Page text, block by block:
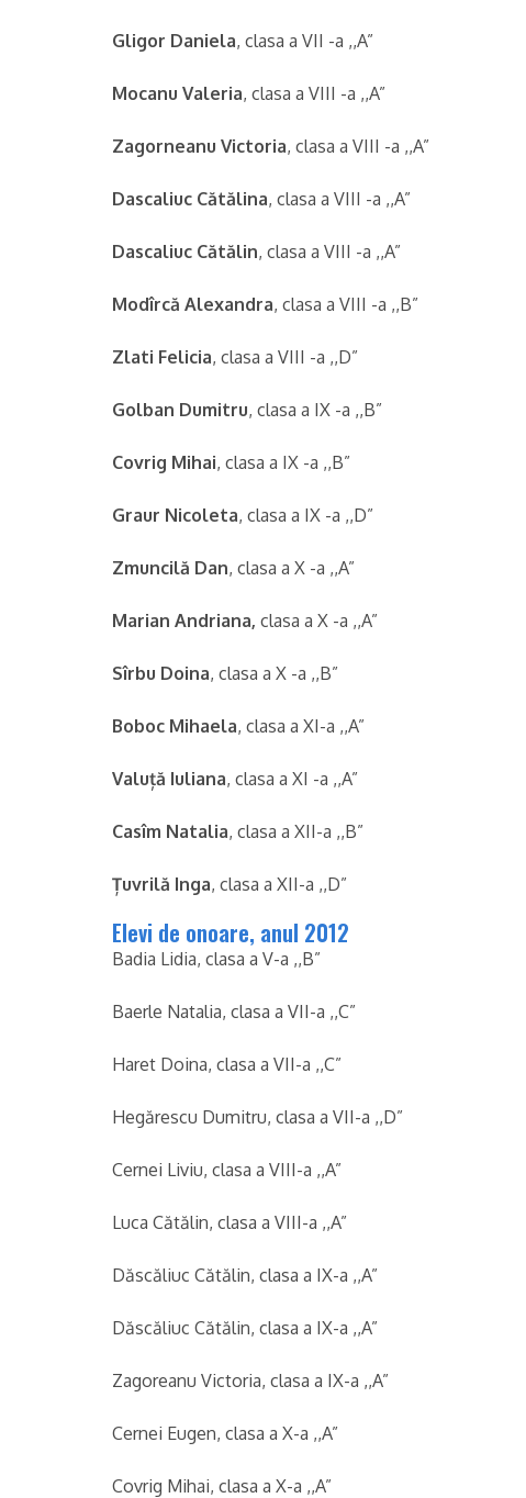
Gligor Daniela, clasa a VII -a ,,A”
Mocanu Valeria, clasa a VIII -a ,,A”
Zagorneanu Victoria, clasa a VIII -a ,,A”
Dascaliuc Cătălina, clasa a VIII -a ,,A”
Dascaliuc Cătălin, clasa a VIII -a ,,A”
Modîrcă Alexandra, clasa a VIII -a ,,B”
Zlati Felicia, clasa a VIII -a ,,D”
Golban Dumitru, clasa a IX -a ,,B”
Covrig Mihai, clasa a IX -a ,,B”
Graur Nicoleta, clasa a IX -a ,,D”
Zmuncilă Dan, clasa a X -a ,,A”
Marian Andriana, clasa a X -a ,,A”
Sîrbu Doina, clasa a X -a ,,B”
Boboc Mihaela, clasa a XI-a ,,A”
Valuță Iuliana, clasa a XI -a ,,A”
Casîm Natalia, clasa a XII-a ,,B”
Țuvrilă Inga, clasa a XII-a ,,D”
Elevi de onoare, anul 2012
Badia Lidia, clasa a V-a ,,B”
Baerle Natalia, clasa a VII-a ,,C”
Haret Doina, clasa a VII-a ,,C”
Hegărescu Dumitru, clasa a VII-a ,,D”
Cernei Liviu, clasa a VIII-a ,,A”
Luca Cătălin, clasa a VIII-a ,,A”
Dăscăliuc Cătălin, clasa a IX-a ,,A”
Dăscăliuc Cătălin, clasa a IX-a ,,A”
Zagoreanu Victoria, clasa a IX-a ,,A”
Cernei Eugen, clasa a X-a ,,A”
Covrig Mihai, clasa a X-a ,,A”